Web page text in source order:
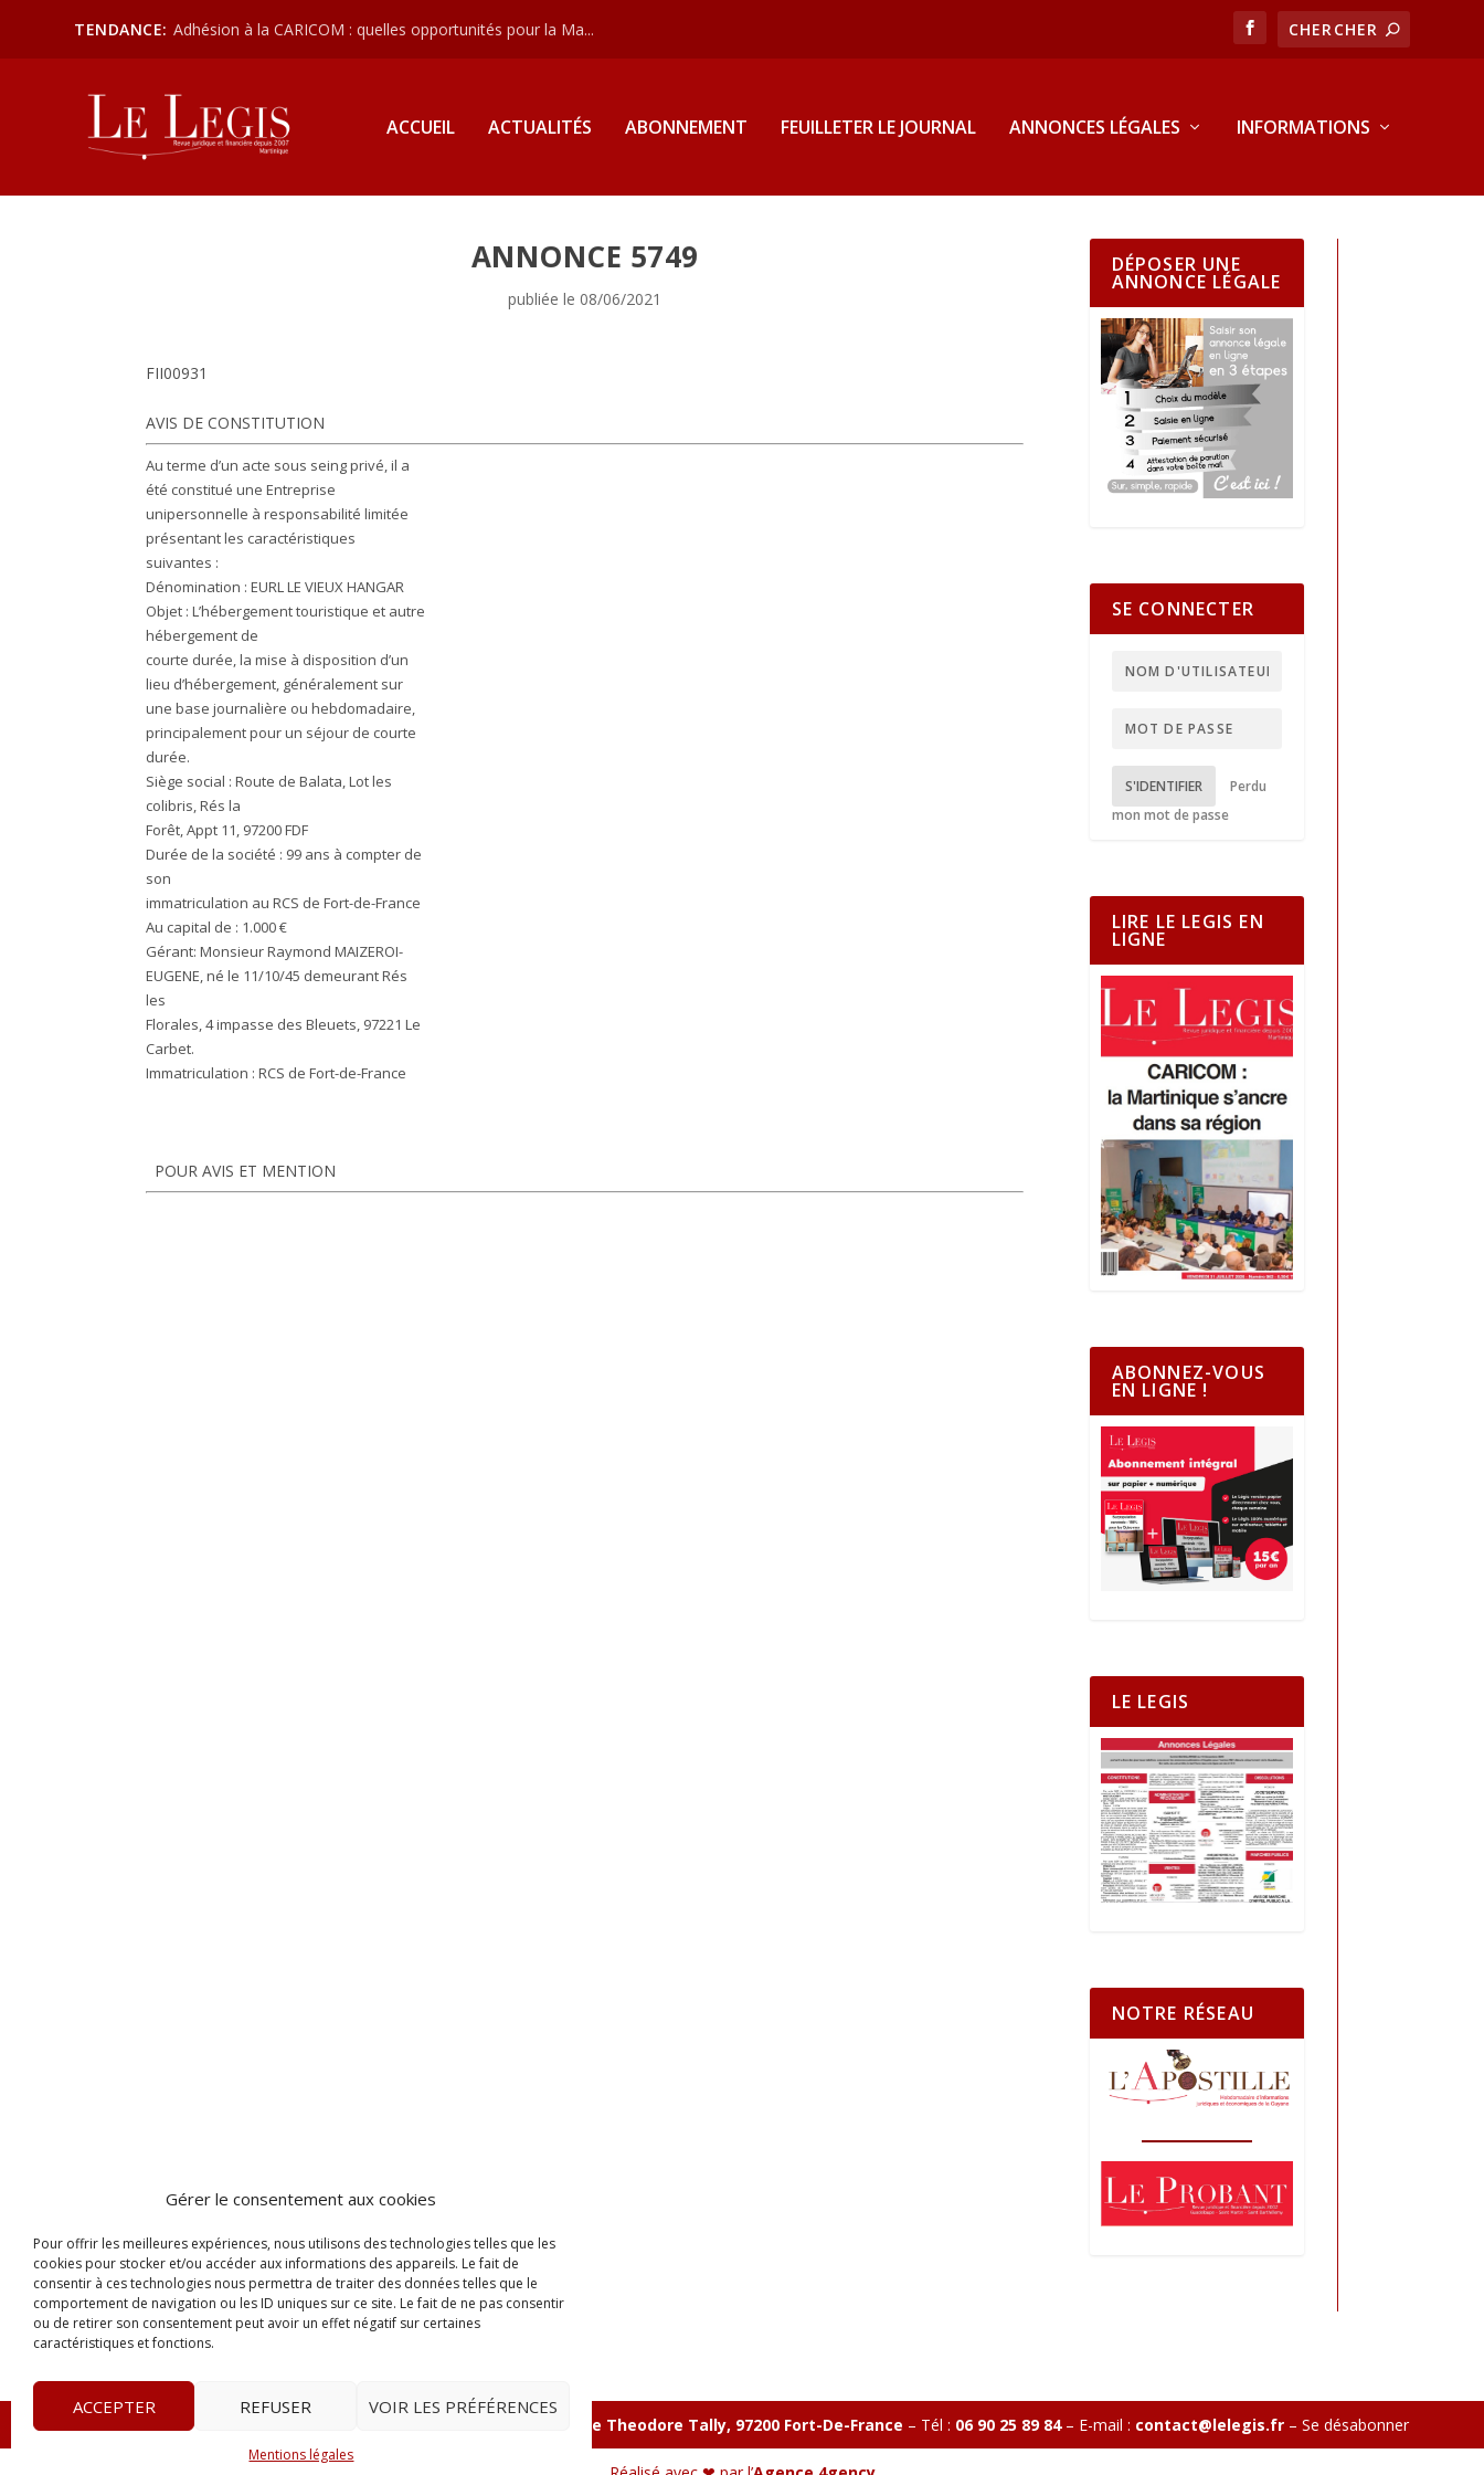
Gérer le consentement aux cookies
Pour offrir les meilleures expériences, nous utilisons des technologies telles que les
cookies pour stocker et/ou accéder aux informations des appareils. Le fait de
consentir à ces technologies nous permettra de traiter des données telles que le
comportement de navigation ou les ID uniques sur ce site. Le fait de ne pas consentir
ou de retirer son consentement peut avoir un effet négatif sur certaines
caractéristiques et fonctions.
ACCEPTER REFUSER VOIR LES PRÉFÉRENCES
Mentions légales
TENDANCE: Adhésion à la CARICOM : quelles opportunités pour la Ma...
ACCUEIL ACTUALITÉS ABONNEMENT FEUILLETER LE JOURNAL ANNONCES LÉGALES INFORMATIONS
ANNONCE 5749
publiée le 08/06/2021
FII00931
AVIS DE CONSTITUTION
Au terme d’un acte sous seing privé, il a
été constitué une Entreprise
unipersonnelle à responsabilité limitée
présentant les caractéristiques
suivantes :
Dénomination : EURL LE VIEUX HANGAR
Objet : L’hébergement touristique et autre
hébergement de
courte durée, la mise à disposition d’un
lieu d’hébergement, généralement sur
une base journalière ou hebdomadaire,
principalement pour un séjour de courte
durée.
Siège social : Route de Balata, Lot les
colibris, Rés la
Forêt, Appt 11, 97200 FDF
Durée de la société : 99 ans à compter de
son
immatriculation au RCS de Fort-de-France
Au capital de : 1.000 €
Gérant: Monsieur Raymond MAIZEROI-
EUGENE, né le 11/10/45 demeurant Rés
les
Florales, 4 impasse des Bleuets, 97221 Le
Carbet.
Immatriculation : RCS de Fort-de-France
POUR AVIS ET MENTION
DÉPOSER UNE
ANNONCE LÉGALE
SE CONNECTER
S'IDENTIFIER
Perdu
mon mot de passe
LIRE LE LEGIS EN
LIGNE
ABONNEZ-VOUS
EN LIGNE !
LE LEGIS
NOTRE RÉSEAU
Le Legis Zone Franche Cité Dillon 365 B rue Theodore Tally, 97200 Fort-De-France – Tél : 06 90 25 89 84– E-mail : contact@lelegis.fr– Se désabonner